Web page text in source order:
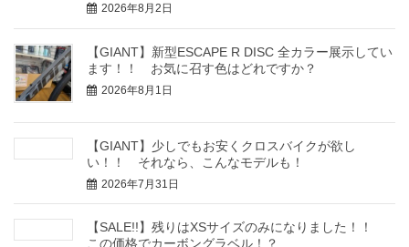
2026年8月2日
【GIANT】新型ESCAPE R DISC 全カラー展示してい
ます！！ お気に召す色はどれですか？
2026年8月1日
【GIANT】少しでもお安くクロスバイクが欲し
い！！ それなら、こんなモデルも！
2026年7月31日
【SALE!!】残りはXSサイズのみになりました！！
この価格でカーボングラベル！？